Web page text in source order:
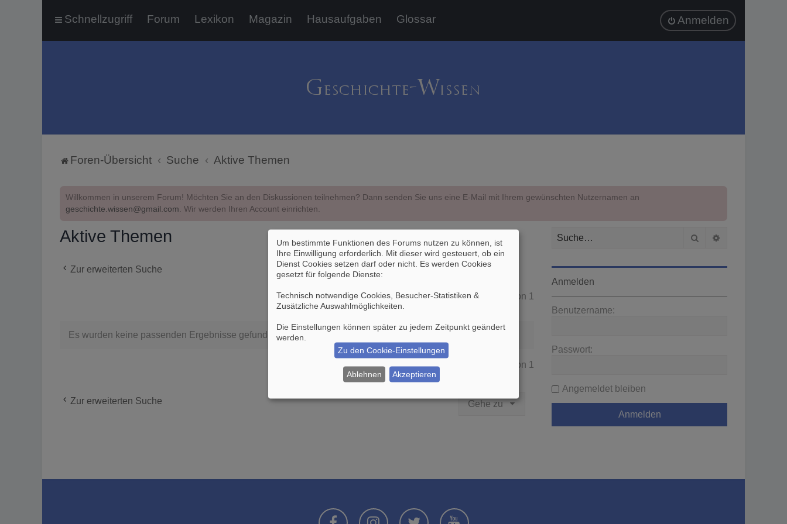
Schnellzugriff Forum Lexikon Magazin Hausaufgaben Glossar Anmelden
Foren-Übersicht Suche Aktive Themen
Willkommen in unserem Forum! Möchten Sie an den Diskussionen teilnehmen? Dann senden Sie uns eine E-Mail mit Ihrem gewünschten Nutzernamen an
geschichte.wissen@gmail.com. Wir werden Ihren Account einrichten.
Aktive Themen
Zur erweiterten Suche
Die Suche ergab 0 Treffer • Seite von 1
Es wurden keine passenden Ergebnisse gefunden.
Die Suche ergab 0 Treffer • Seite von 1
Zur erweiterten Suche Gehe zu
Suche
Anmelden
Benutzername:
Passwort:
Angemeldet bleiben
Um bestimmte Funktionen des Forums nutzen zu können, ist
Ihre Einwilligung erforderlich. Mit dieser wird gesteuert, ob ein
Dienst Cookies setzen darf oder nicht. Es werden Cookies
gesetzt für folgende Dienste:
Technisch notwendige Cookies, Besucher-Statistiken &
Zusätzliche Auswahlmöglichkeiten
Die Einstellungen können später zu jedem Zeitpunkt geändert
werden.
Zu den Cookie-Einstellungen
Ablehnen Akzeptieren